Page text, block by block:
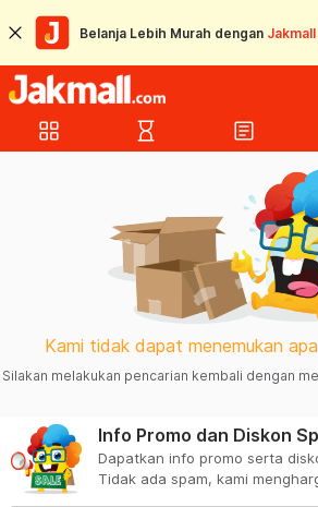
Belanja Lebih Murah dengan
grid_view hourglass_empty article
Kami tidak dapat menemukan
Silakan melakukan pencarian kembali dengan
Info Promo dan Diskon
Dapatkan info promo serta
Tidak ada spam, kami